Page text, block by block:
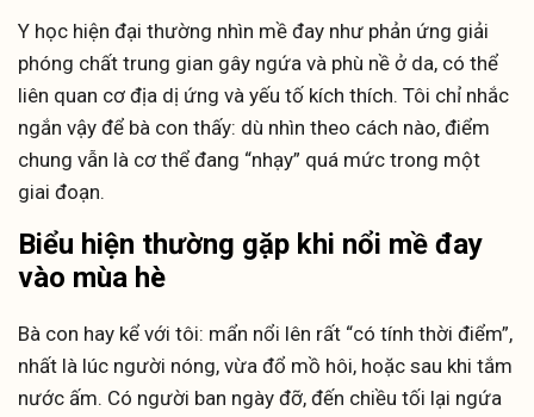
Y học hiện đại thường nhìn mề đay như phản ứng giải
phóng chất trung gian gây ngứa và phù nề ở da, có thể
liên quan cơ địa dị ứng và yếu tố kích thích. Tôi chỉ nhắc
ngắn vậy để bà con thấy: dù nhìn theo cách nào, điểm
chung vẫn là cơ thể đang “nhạy” quá mức trong một
giai đoạn.
Biểu hiện thường gặp khi nổi mề đay
vào mùa hè
Bà con hay kể với tôi: mẩn nổi lên rất “có tính thời điểm”,
nhất là lúc người nóng, vừa đổ mồ hôi, hoặc sau khi tắm
nước ấm. Có người ban ngày đỡ, đến chiều tối lại ngứa